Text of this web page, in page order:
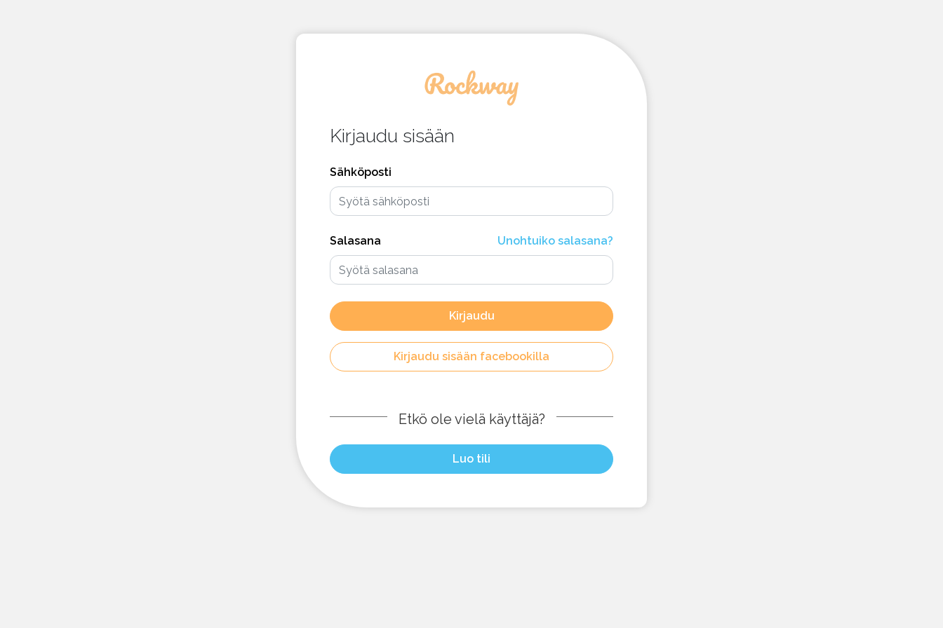
Kirjaudu sisään
Sähköposti
Salasana Unohtuiko salasana?
Kirjaudu
Kirjaudu sisään facebookilla
Etkö ole vielä käyttäjä?
Luo tili